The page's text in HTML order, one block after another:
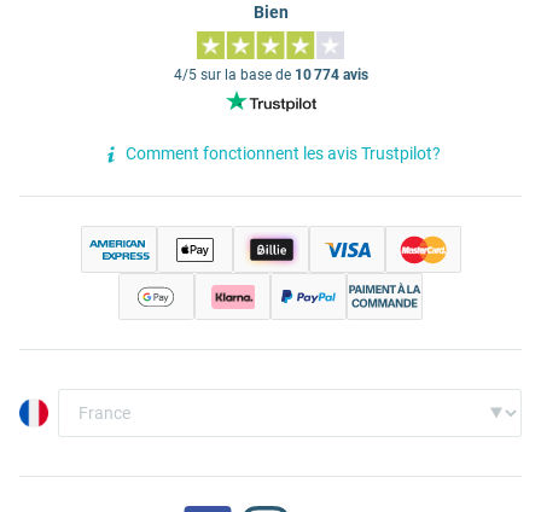
Bien
4/5 sur la base de 10 774 avis
Comment fonctionnent les avis Trustpilot?